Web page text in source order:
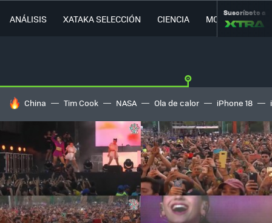
ANÁLISIS XATAKA SELECCIÓN CIENCIA MOVILIDAD
Suscríbete a
HOY SE HABLA DE
China Tim Cook NASA Ola de calor iPhone 18